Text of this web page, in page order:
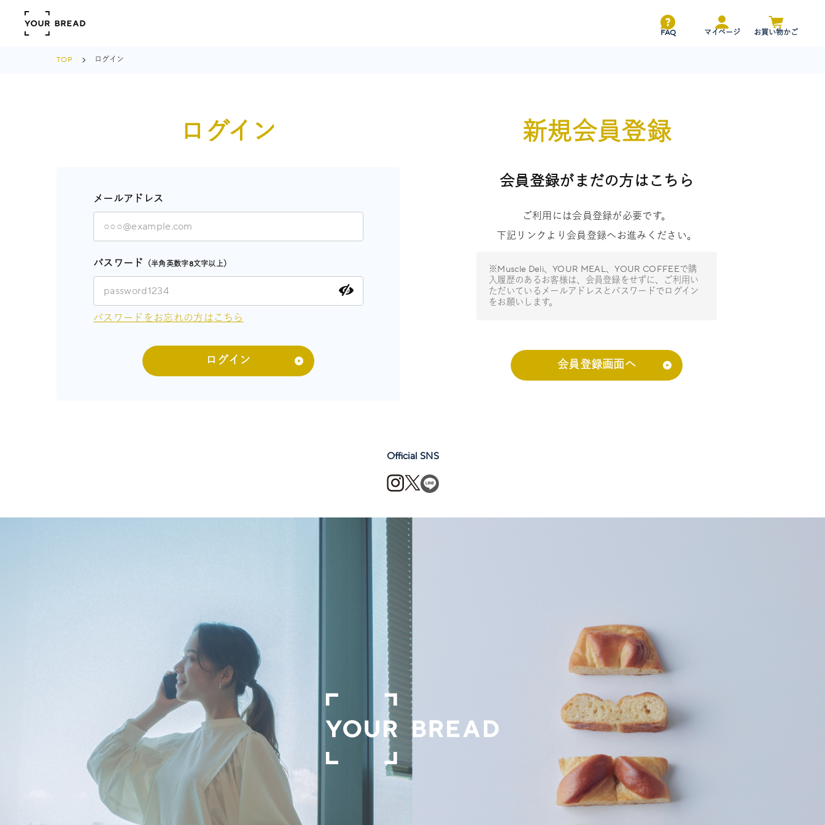
FAQ マイページ お買い物かご
TOP ログイン
ログイン
メールアドレス
パスワード （半角英数字8文字以上）
パスワードをお忘れの方はこちら
ログイン
新規会員登録
会員登録がまだの方はこちら
ご利用には会員登録が必要です。
下記リンクより会員登録へお進みください。
※Muscle Deli、YOUR MEAL、YOUR COFFEEで購
入履歴のあるお客様は、会員登録をせずに、ご利用い
ただいているメールアドレスとパスワードでログイン
をお願いします。
会員登録画面へ
Official SNS